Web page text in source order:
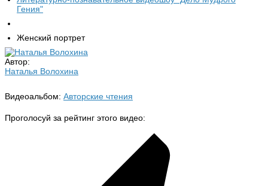
Гения"
Женский портрет
Автор:
Наталья Волохина
Видеоальбом: Авторские чтения
Проголосуй за рейтинг этого видео: